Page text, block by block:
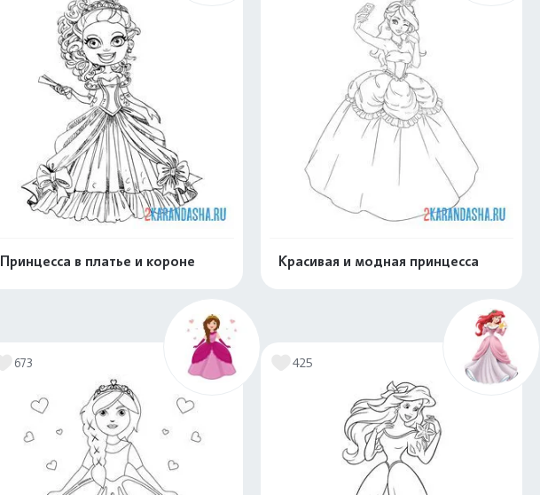
Принцесса в платье и короне Красивая и модная принцесса
673 425